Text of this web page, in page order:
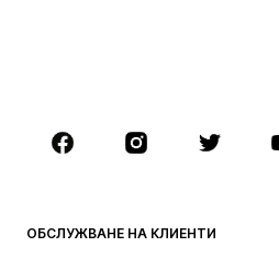
Аксесоари
НОВО
ОБСЛУЖВАНЕ НА КЛИЕНТИ